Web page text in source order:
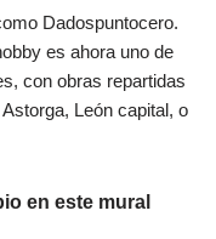
Dadospuntocero.
es ahora uno de
con obras repartidas
León capital, o
en este mural